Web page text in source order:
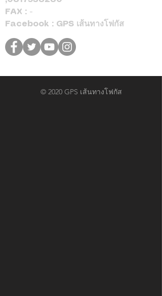
FAX : -
Facebook : GPS เส้นทางโฟกัส
© 2020 GPS เส้นทางโฟกัส